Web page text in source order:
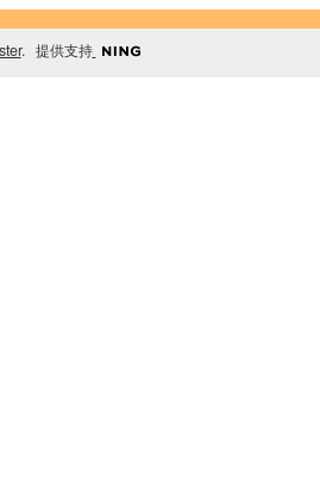
. 提供支持